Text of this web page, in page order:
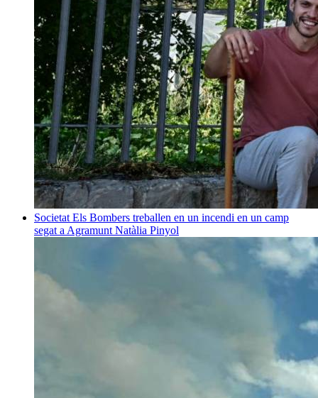
Societat Els Bombers treballen en un incendi en un camp
segat a Agramunt Natàlia Pinyol